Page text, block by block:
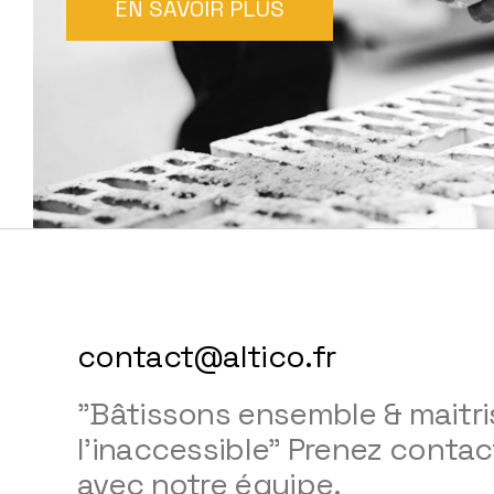
EN SAVOIR PLUS
contact@altico.fr
"Bâtissons ensemble &
l'inaccessible" Prenez
avec notre équipe.